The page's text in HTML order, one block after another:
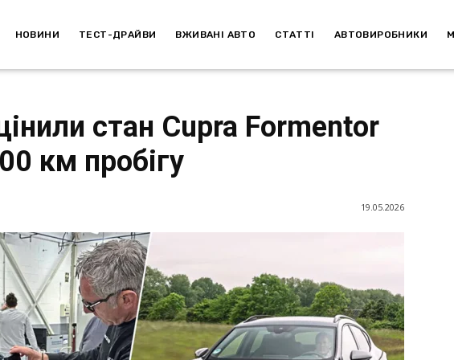
НОВИНИ ТЕСТ-ДРАЙВИ ВЖИВАНІ АВТО СТАТТІ АВТОВИРОБНИКИ
стан Cupra Formentor
км пробігу
19.05.2026